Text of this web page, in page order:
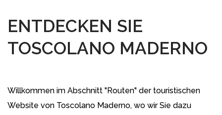
ENTDECKEN SIE
TOSCOLANO MADERNO
Willkommen im Abschnitt "Routen" der touristischen
Website von Toscolano Maderno, wo wir Sie dazu